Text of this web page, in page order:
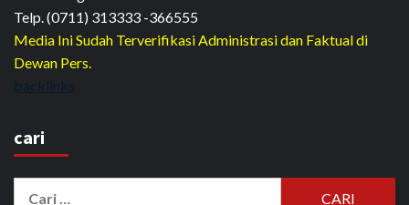
Telp. (0711) 313333 -366555
Media Ini Sudah Terverifikasi Administrasi dan Faktual di
Dewan Pers.
backlinks
cari